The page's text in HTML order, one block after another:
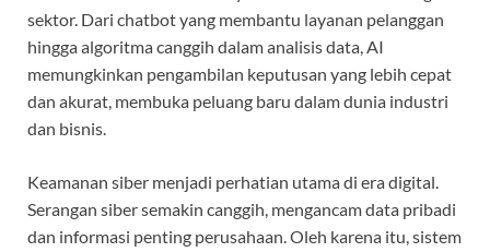
sektor. Dari chatbot yang membantu layanan pelanggan
hingga algoritma canggih dalam analisis data, AI
memungkinkan pengambilan keputusan yang lebih cepat
dan akurat, membuka peluang baru dalam dunia industri
dan bisnis.
Keamanan siber menjadi perhatian utama di era digital.
Serangan siber semakin canggih, mengancam data pribadi
dan informasi penting perusahaan. Oleh karena itu, sistem